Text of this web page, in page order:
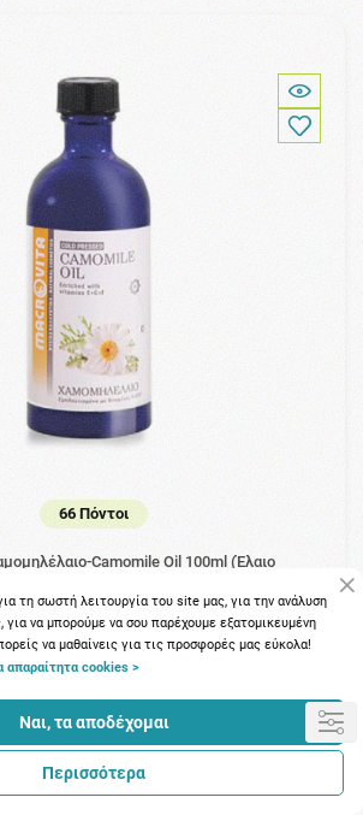
66 Πόντοι
Camomile Oil 100ml (Έλαιο
8.19€
τη σωστή λειτουργία του site μας, για την ανάλυση
να μπορούμε να σου παρέχουμε εξατομικευμένη
να μαθαίνεις για τις προσφορές μας εύκολα!
απαραίτητα cookies >
Ναι, τα αποδέχομαι
Περισσότερα